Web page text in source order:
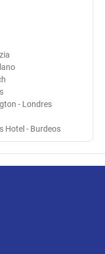
- Londres
Hotel - Burdeos